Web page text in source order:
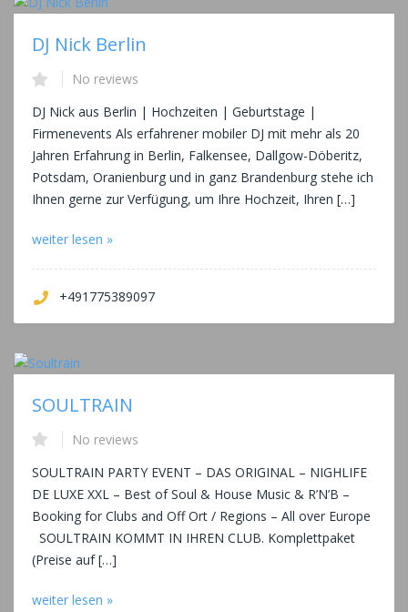
DJ Nick Berlin
No reviews
DJ Nick aus Berlin | Hochzeiten | Geburtstage |
Firmenevents Als erfahrener mobiler DJ mit mehr als 20
Jahren Erfahrung in Berlin, Falkensee, Dallgow-Döberitz,
Potsdam, Oranienburg und in ganz Brandenburg stehe ich
Ihnen gerne zur Verfügung, um Ihre Hochzeit, Ihren […]
weiter lesen »
+491775389097
SOULTRAIN
No reviews
SOULTRAIN PARTY EVENT – DAS ORIGINAL – NIGHLIFE
DE LUXE XXL – Best of Soul & House Music & R’N’B –
Booking for Clubs and Off Ort / Regions – All over Europe
SOULTRAIN KOMMT IN IHREN CLUB. Komplettpaket
(Preise auf […]
weiter lesen »